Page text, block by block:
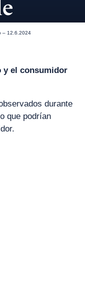
– 12.6.2024
y el consumidor
durante
que podrían